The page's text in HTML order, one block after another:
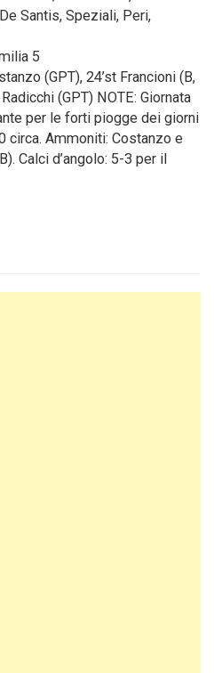
Santis, Speziali, Peri,
5
(GPT), 24’st Francioni (B,
(GPT) NOTE: Giornata
per le forti piogge dei giorni
circa. Ammoniti: Costanzo e
Calci d’angolo: 5-3 per il